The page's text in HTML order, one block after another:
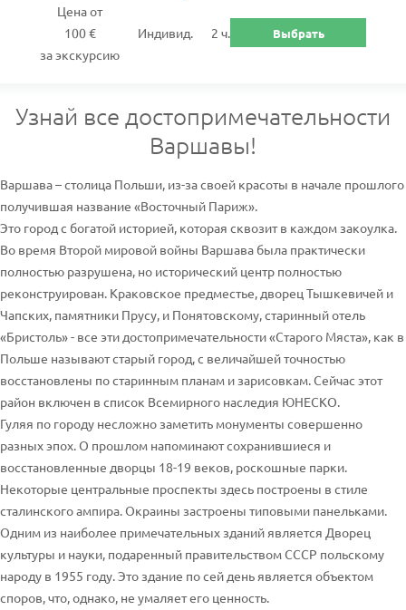
Цена от
100 €
за экскурсию
Индивид. 2 ч. Выбрать
Узнай все достопримечательности
Варшавы!
Варшава – столица Польши, из-за своей красоты в начале прошлого
получившая название «Восточный Париж».
Это город с богатой историей, которая сквозит в каждом закоулка.
Во время Второй мировой войны Варшава была практически
полностью разрушена, но исторический центр полностью
реконструирован. Краковское предместье, дворец Тышкевичей и
Чапских, памятники Прусу, и Понятовскому, старинный отель
«Бристоль» - все эти достопримечательности «Старого Мяста», как в
Польше называют старый город, с величайшей точностью
восстановлены по старинным планам и зарисовкам. Сейчас этот
район включен в список Всемирного наследия ЮНЕСКО.
Гуляя по городу несложно заметить монументы совершенно
разных эпох. О прошлом напоминают сохранившиеся и
восстановленные дворцы 18-19 веков, роскошные парки.
Некоторые центральные проспекты здесь построены в стиле
сталинского ампира. Окраины застроены типовыми панельками.
Одним из наиболее примечательных зданий является Дворец
культуры и науки, подаренный правительством СССР польскому
народу в 1955 году. Это здание по сей день является объектом
споров, что, однако, не умаляет его ценность.